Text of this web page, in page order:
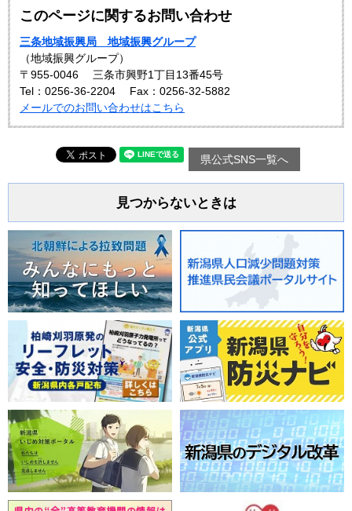
このページに関するお問い合わせ
三条地域振興局 地域振興グループ
（地域振興グループ）
〒955-0046
三条市興野1丁目13番45号
Tel：0256-36-2204
Fax：0256-32-5882
メールでのお問い合わせはこちら
県公式SNS一覧へ
見つからないときは